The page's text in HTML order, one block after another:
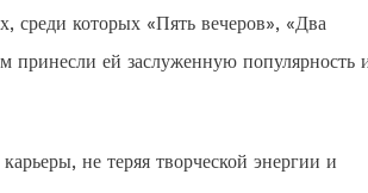
среди которых «Пять вечеров», «Два
принесли ей заслуженную популярность
не теряя творческой энергии и